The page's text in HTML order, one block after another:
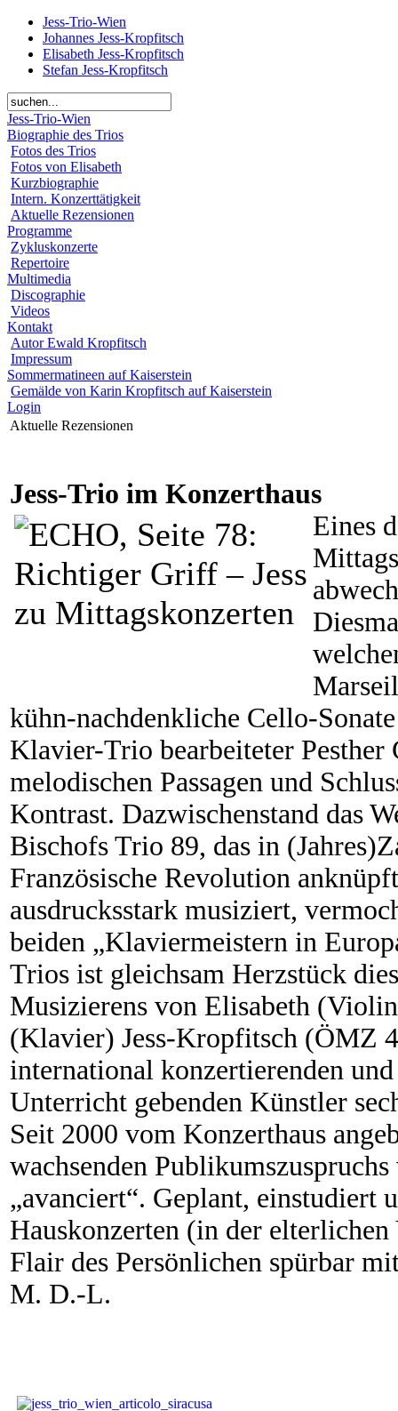
Jess-Trio-Wien
Johannes Jess-Kropfitsch
Elisabeth Jess-Kropfitsch
Stefan Jess-Kropfitsch
Jess-Trio-Wien
Biographie des Trios
Fotos des Trios
Fotos von Elisabeth
Kurzbiographie
Intern. Konzerttätigkeit
Aktuelle Rezensionen
Programme
Zykluskonzerte
Repertoire
Multimedia
Discographie
Videos
Kontakt
Autor Ewald Kropfitsch
Impressum
Sommermatineen auf Kaiserstein
Gemälde von Karin Kropfitsch auf Kaiserstein
Login
Aktuelle Rezensionen
Jess-Trio im Konzerthaus
Eines
kühn-nachdenkliche Cello-
Klavier-Trio bearbeiteter
melodischen Passagen und
Kontrast. Dazwischenstand das
Bischofs Trio 89, das in
Französische Revolution
ausdrucksstark musiziert,
beiden „Klaviermeistern in
Trios ist gleichsam Herzstück
Musizierens von Elisabeth
(Klavier) Jess-Kropfitsch (ÖMZ
international konzertierenden
Unterricht gebenden Künstler
Seit 2000 vom Konzerthaus
wachsenden
„avanciert“. Geplant, einstudiert
Hauskonzerten (in der
Flair des Persönlichen spürbar
M. D.-L.